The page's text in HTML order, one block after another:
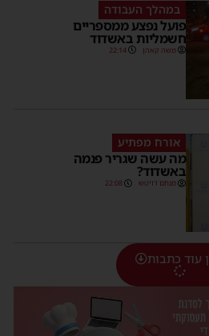
במהלך העבודה
פועל נפצע ממספריים
חשמליות באשדוד
משה קאהן 22:14
אורח מפתיע
מה עשה שגריר פנמה
באשדוד?
מנחם דויטש 22:08
כתבות